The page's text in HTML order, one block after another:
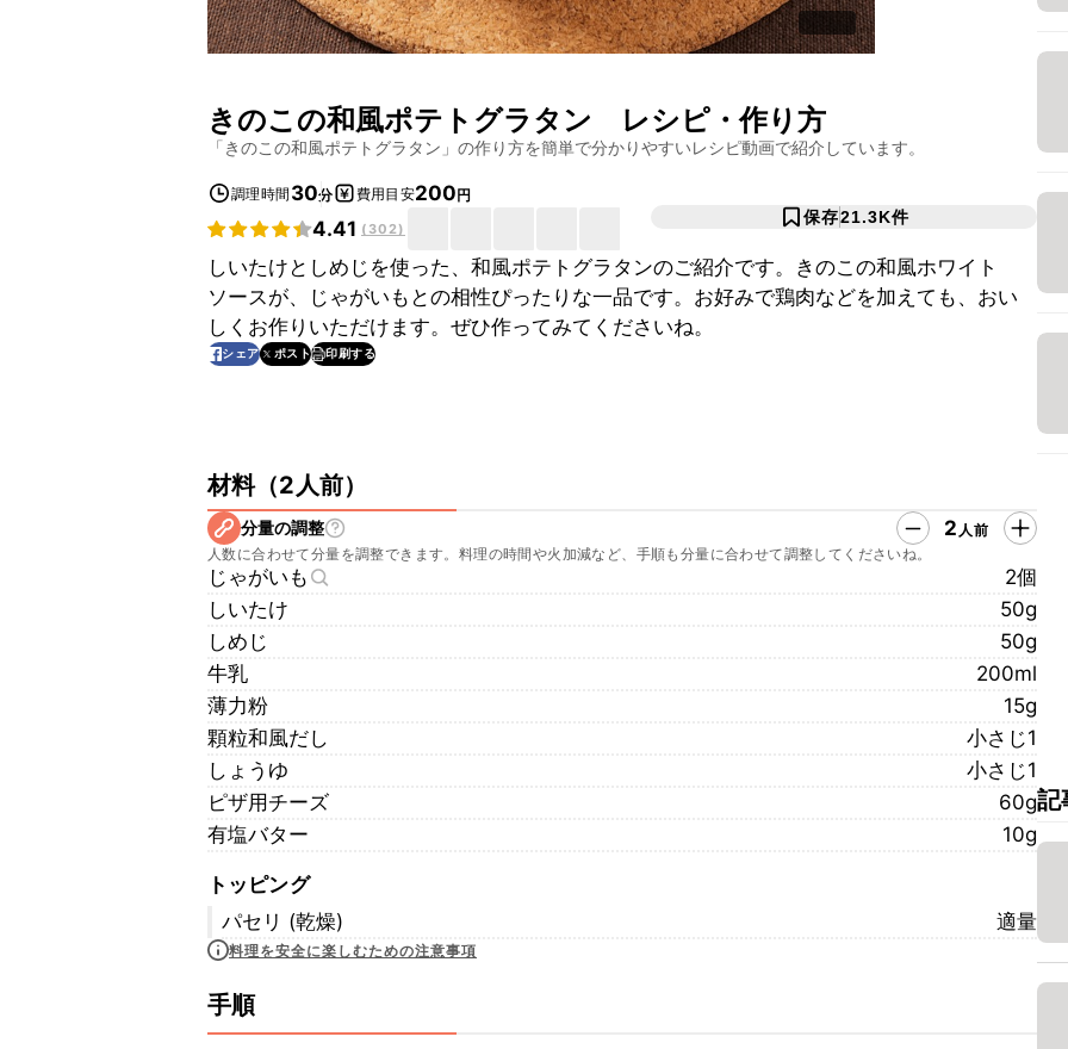
きのこの和風ポテトグラタン レシピ・作り方
「きのこの和風ポテトグラタン 」の作り方を簡単で分かりやすいレシピ動画で紹介しています。
調理時間 30分 費用目安200円
4.41 ( 302)
保存21.3K件
しいたけとしめじを使った、和風ポテトグラタンのご紹介です。きのこの和風ホワイト
ソースが、じゃがいもとの相性ぴったりな一品です。お好みで鶏肉などを加えても、おい
しくお作りいただけます。ぜひ作ってみてくださいね。
シェア ポスト 印刷する
材料（2人前）
分量の調整 2 人前
人数に合わせて分量を調整できます。料理の時間や火加減など、手順も分量に合わせて調整してくださいね。
じゃがいも
2個
しいたけ
50g
しめじ
50g
牛乳
200ml
薄力粉
15g
顆粒和風だし
小さじ1
しょうゆ
小さじ1
ピザ用チーズ
60g
有塩バター
10g
トッピング
パセリ (乾燥)
適量
料理を安全に楽しむための注意事項
手順
記